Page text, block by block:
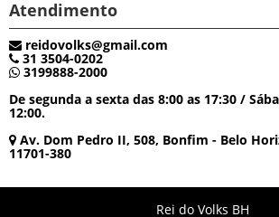
Atendimento
reidovolks@gmail.com
31 3504-0202
3199888-2000
De segunda a sexta das 8:00 as 17:30 /
12:00.
Av. Dom Pedro II, 508, Bonfim - Belo
11701-380
Rei do Volks BH